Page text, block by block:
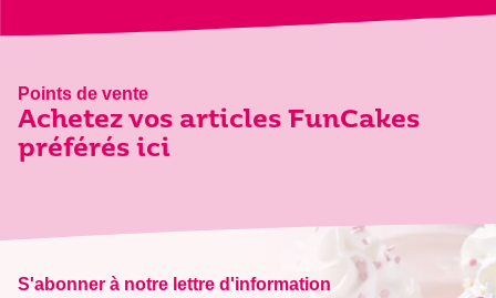
Points de vente
Achetez vos articles FunCakes
préférés ici
S'abonner à notre lettre d'information